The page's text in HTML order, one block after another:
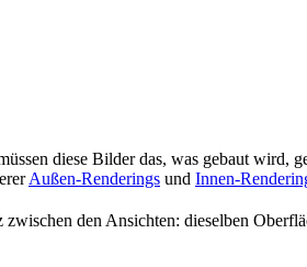
diese Bilder das, was gebaut wird,
Außen-Renderings und Innen-
den Ansichten: dieselben